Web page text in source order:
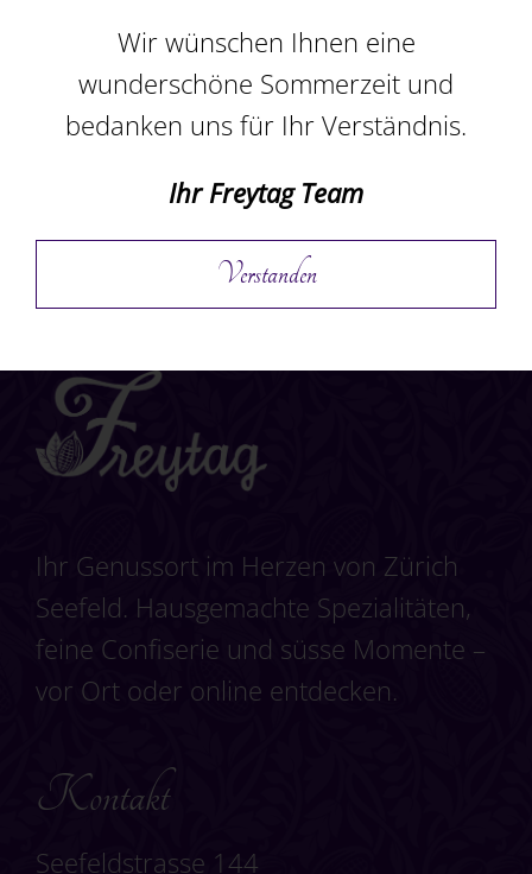
Ihr Genussort im Herzen von Zürich
Seefeld. Hausgemachte Spezialitäten,
feine Confiserie und süsse Momente –
vor Ort oder online entdecken.
Kontakt
Seefeldstrasse 144
Wir wünschen Ihnen eine
wunderschöne Sommerzeit und
bedanken uns für Ihr Verständnis.
Ihr Freytag Team
Verstanden